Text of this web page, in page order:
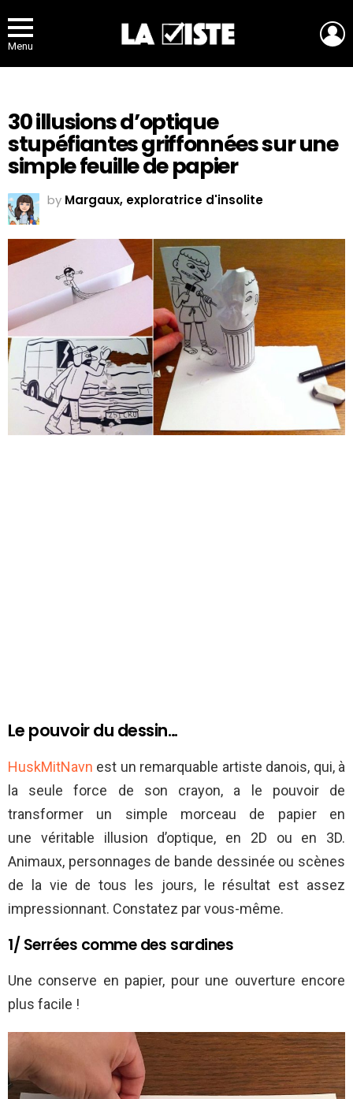
Menu
30 illusions d’optique
stupéfiantes griffonnées sur une
simple feuille de papier
by Margaux, exploratrice d'insolite
Le pouvoir du dessin…
HuskMitNavn est un remarquable artiste danois, qui, à
la seule force de son crayon, a le pouvoir de
transformer un simple morceau de papier en
une véritable illusion d’optique, en 2D ou en 3D.
Animaux, personnages de bande dessinée ou scènes
de la vie de tous les jours, le résultat est assez
impressionnant. Constatez par vous-même.
1/ Serrées comme des sardines
Une conserve en papier, pour une ouverture encore
plus facile !